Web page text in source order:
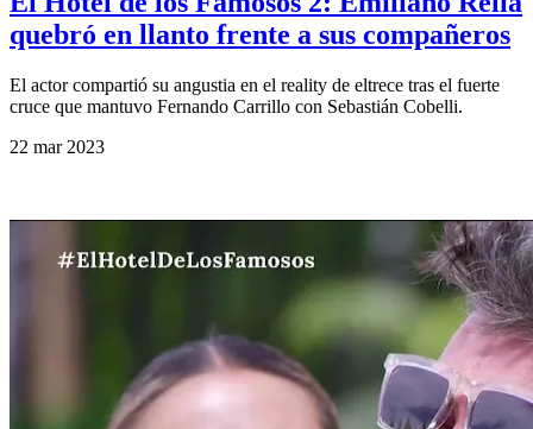
quebró en llanto frente a sus compañeros
El actor compartió su angustia en el reality de eltrece tras el fuerte
cruce que mantuvo Fernando Carrillo con Sebastián Cobelli.
22 mar 2023